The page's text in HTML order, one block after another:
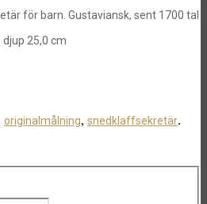
för barn. Gustaviansk, sent 1700 tal
djup 25,0 cm
originalmålning, snedklaffsekretär.